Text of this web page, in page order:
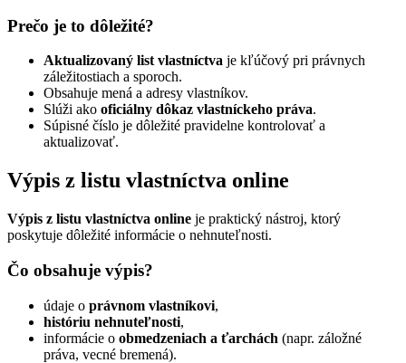
Prečo je to dôležité?
Aktualizovaný list vlastníctva je kľúčový pri právnych
záležitostiach a sporoch.
Obsahuje mená a adresy vlastníkov.
Slúži ako oficiálny dôkaz vlastníckeho práva.
Súpisné číslo je dôležité pravidelne kontrolovať a
aktualizovať.
Výpis z listu vlastníctva online
Výpis z listu vlastníctva online je praktický nástroj, ktorý
poskytuje dôležité informácie o nehnuteľnosti.
Čo obsahuje výpis?
údaje o právnom vlastníkovi,
históriu nehnuteľnosti,
informácie o obmedzeniach a ťarchách (napr. záložné
práva, vecné bremená).